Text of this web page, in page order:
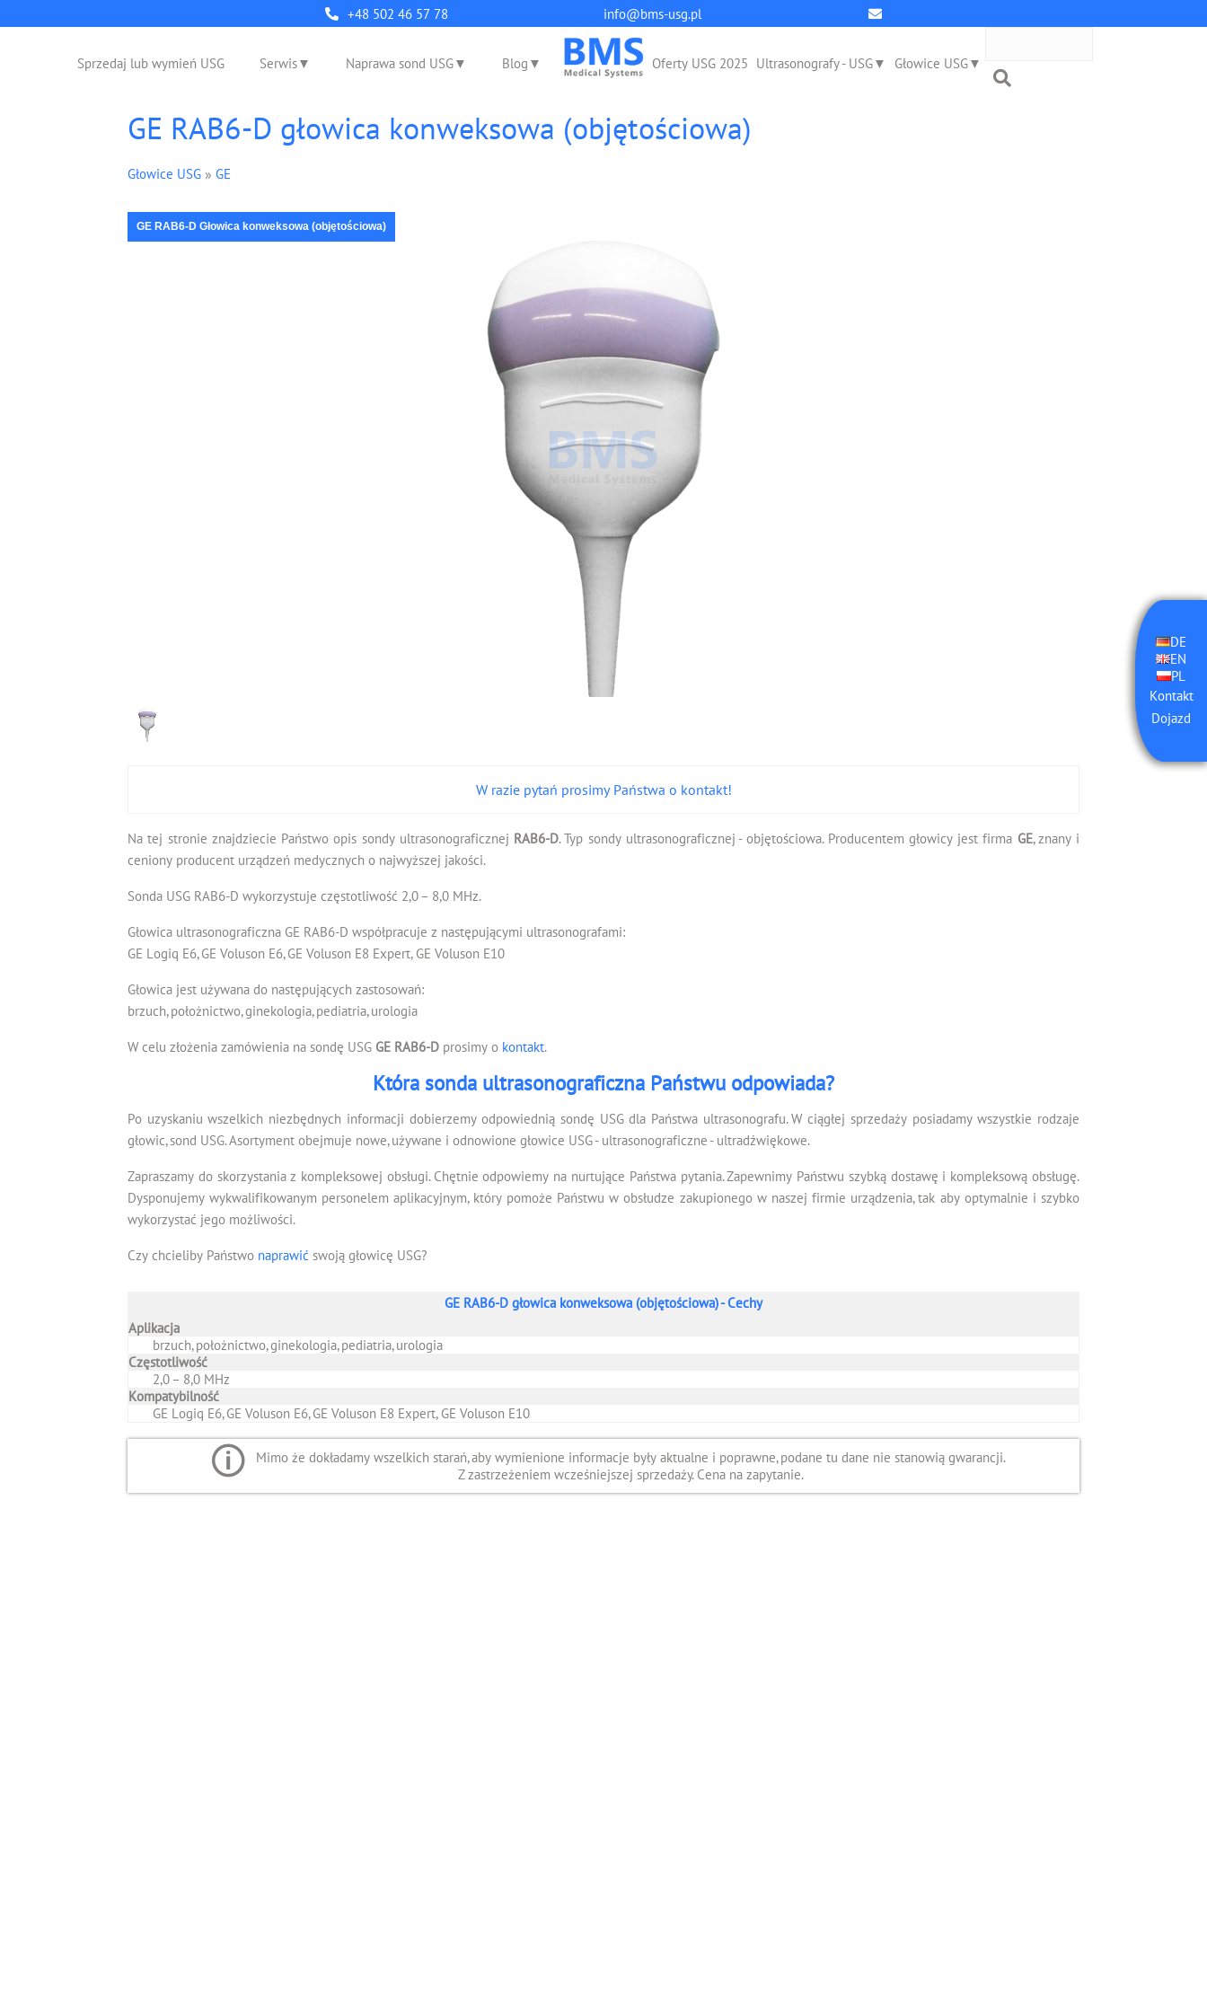
q
+48 502 46 57 78 info@bms-usg.pl
DE
EN
PL
Kontakt
Dojazd
Sprzedaj lub wymień USG Serwis Naprawa sond USG Blog Oferty USG 2025 Ultrasonografy - USG Głowice USG
GE RAB6-D głowica konweksowa (objętościowa)
Głowice USG » GE
GE RAB6-D Głowica konweksowa (objętościowa)
W razie pytań prosimy Państwa o kontakt!
Na tej stronie znajdziecie Państwo opis sondy ultrasonograficznej RAB6-D. Typ sondy ultrasonograficznej - objętościowa. Producentem głowicy jest firma GE, znany i
ceniony producent urządzeń medycznych o najwyższej jakości.
Sonda USG RAB6-D wykorzystuje częstotliwość 2,0 – 8,0 MHz.
Głowica ultrasonograficzna GE RAB6-D współpracuje z następującymi ultrasonografami:
GE Logiq E6, GE Voluson E6, GE Voluson E8 Expert, GE Voluson E10
Głowica jest używana do następujących zastosowań:
brzuch, położnictwo, ginekologia, pediatria, urologia
W celu złożenia zamówienia na sondę USG GE RAB6-D prosimy o kontakt.
Która sonda ultrasonograficzna Państwu odpowiada?
Po uzyskaniu wszelkich niezbędnych informacji dobierzemy odpowiednią sondę USG dla Państwa ultrasonografu. W ciągłej sprzedaży posiadamy wszystkie rodzaje
głowic, sond USG. Asortyment obejmuje nowe, używane i odnowione głowice USG - ultrasonograficzne - ultradźwiękowe.
Zapraszamy do skorzystania z kompleksowej obsługi. Chętnie odpowiemy na nurtujące Państwa pytania. Zapewnimy Państwu szybką dostawę i kompleksową obsługę.
Dysponujemy wykwalifikowanym personelem aplikacyjnym, który pomoże Państwu w obsłudze zakupionego w naszej firmie urządzenia, tak aby optymalnie i szybko
wykorzystać jego możliwości.
Czy chcieliby Państwo naprawić swoją głowicę USG?
GE RAB6-D głowica konweksowa (objętościowa) - Cechy
Aplikacja
brzuch, położnictwo, ginekologia, pediatria, urologia
Częstotliwość
2,0 – 8,0 MHz
Kompatybilność
GE Logiq E6, GE Voluson E6, GE Voluson E8 Expert, GE Voluson E10
Mimo że dokładamy wszelkich starań, aby wymienione informacje były aktualne i poprawne, podane tu dane nie stanowią gwarancji.
Z zastrzeżeniem wcześniejszej sprzedaży. Cena na zapytanie.